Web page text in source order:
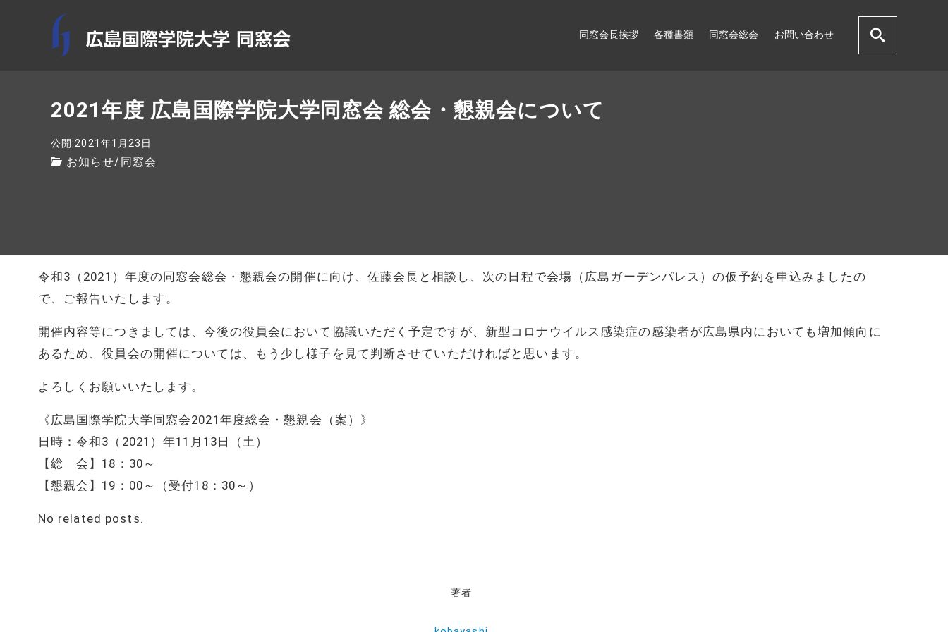
同窓会長挨拶 各種書類 同窓会総会 お問い合わせ
2021年度 広島国際学院大学同窓会 総会・懇親会について
公開:2021年1月23日
お知らせ/ 同窓会
令和3（2021）年度の同窓会総会・懇親会の開催に向け、佐藤会長と相談し、次の日程で会場（広島ガーデンパレス）の仮予約を申込みましたの
で、ご報告いたします。
開催内容等につきましては、今後の役員会において協議いただく予定ですが、新型コロナウイルス感染症の感染者が広島県内においても増加傾向に
あるため、役員会の開催については、もう少し様子を見て判断させていただければと思います。
よろしくお願いいたします。
《広島国際学院大学同窓会2021年度総会・懇親会（案）》
日時：令和3（2021）年11月13日（土）
【総 会】18：30～
【懇親会】19：00～（受付18：30～）
No related posts.
著者